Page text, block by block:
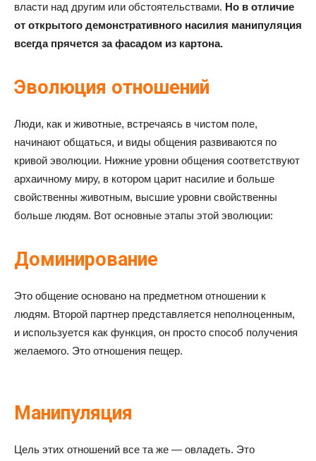
власти над другим или обстоятельствами. Но в отличие
от открытого демонстративного насилия манипуляция
всегда прячется за фасадом из картона.
Эволюция отношений
Люди, как и животные, встречаясь в чистом поле,
начинают общаться, и виды общения развиваются по
кривой эволюции. Нижние уровни общения соответствуют
архаичному миру, в котором царит насилие и больше
свойственны животным, высшие уровни свойственны
больше людям. Вот основные этапы этой эволюции:
Доминирование
Это общение основано на предметном отношении к
людям. Второй партнер представляется неполноценным,
и используется как функция, он просто способ получения
желаемого. Это отношения пещер.
Манипуляция
Цель этих отношений все та же — овладеть. Это